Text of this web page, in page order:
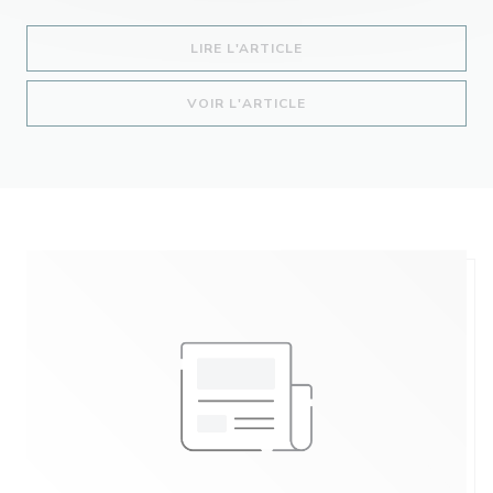
LIRE L'ARTICLE
VOIR L'ARTICLE((OUVRE UNE NOUVELLE